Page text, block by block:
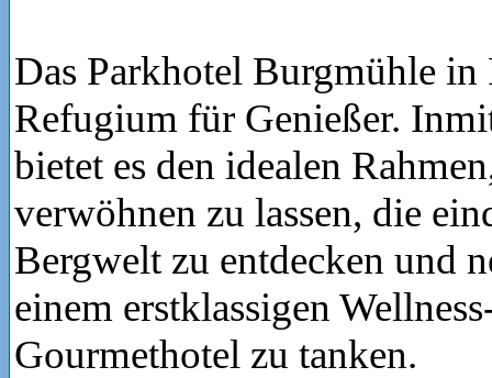
Das Parkhotel Burgmühle in
Refugium für Genießer.
bietet es den idealen
verwöhnen zu lassen, die
Bergwelt zu entdecken und
einem erstklassigen
Gourmethotel zu tanken.